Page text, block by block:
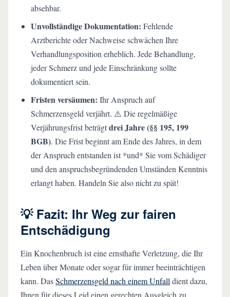
absehbar.
Unvollständige Dokumentation: Fehlende
Arztberichte oder Nachweise schwächen Ihre
Verhandlungsposition erheblich. Jede Behandlung,
jeder Schmerz und jede Einschränkung sollte
dokumentiert sein.
Fristen versäumen: Ihr Anspruch auf
Schmerzensgeld verjährt. ⚠️ Die regelmäßige
Verjährungsfrist beträgtdrei Jahre (§§ 195, 199
BGB). Die Frist beginnt am Ende des Jahres, in dem
der Anspruch entstanden ist *und* Sie vom Schädiger
und den anspruchsbegründenden Umständen Kenntnis
erlangt haben. Handeln Sie also nicht zu spät!
💡 Fazit: Ihr Weg zur fairen
Entschädigung
Ein Knochenbruch ist eine ernsthafte Verletzung, die Ihr
Leben über Monate oder sogar für immer beeinträchtigen
kann. DasSchmerzensgeld nach einem Unfall dient dazu,
Ihnen für dieses Leid einen gerechten Ausgleich zu